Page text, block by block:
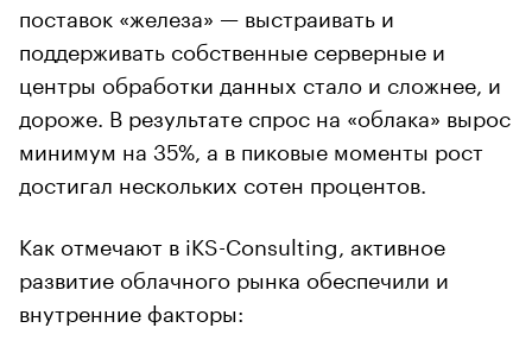
поставок «железа» — выстраивать и
поддерживать собственные серверные и
центры обработки данных стало и сложнее, и
дороже. В результате спрос на «облака» вырос
минимум на 35%, а в пиковые моменты рост
достигал нескольких сотен процентов.
Как отмечают в iKS-Consulting, активное
развитие облачного рынка обеспечили и
внутренние факторы: